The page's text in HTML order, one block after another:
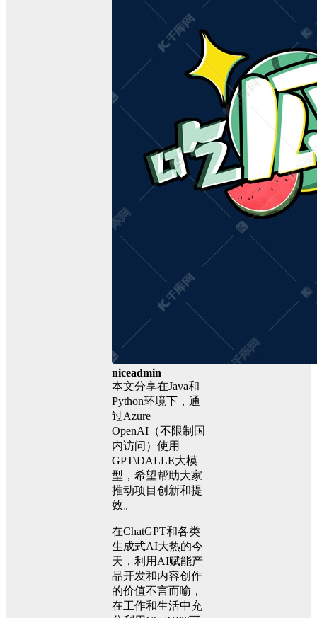
niceadmin
本文分享在Java和
Python环境下，通
过Azure
OpenAI（不限制国
内访问）使用
GPT\DALLE大模
型，希望帮助大家
推动项目创新和提
效。
在ChatGPT和各类
生成式AI大热的今
天，利用AI赋能产
品开发和内容创作
的价值不言而喻，
在工作和生活中充